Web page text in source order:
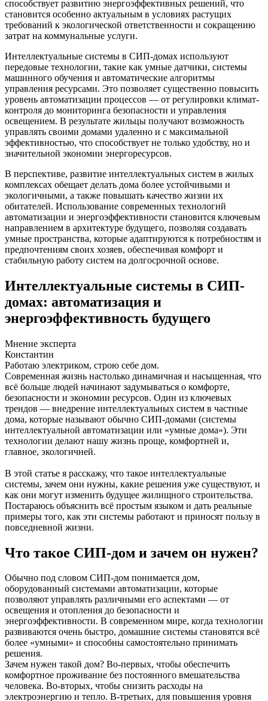
способствует развитию энергоэффективных решений, что
становится особенно актуальным в условиях растущих
требований к экологической ответственности и сокращению
затрат на коммунальные услуги.
Интеллектуальные системы в СИП-домах используют
передовые технологии, такие как умные датчики, системы
машинного обучения и автоматические алгоритмы
управления ресурсами. Это позволяет существенно повысить
уровень автоматизации процессов — от регулировки климат-
контроля до мониторинга безопасности и управления
освещением. В результате жильцы получают возможность
управлять своими домами удаленно и с максимальной
эффективностью, что способствует не только удобству, но и
значительной экономии энергоресурсов.
В перспективе, развитие интеллектуальных систем в жилых
комплексах обещает делать дома более устойчивыми и
экологичными, а также повышать качество жизни их
обитателей. Использование современных технологий
автоматизации и энергоэффективности становится ключевым
направлением в архитектуре будущего, позволяя создавать
умные пространства, которые адаптируются к потребностям и
предпочтениям своих хозяев, обеспечивая комфорт и
стабильную работу систем на долгосрочной основе.
Интеллектуальные системы в СИП-
домах: автоматизация и
энергоэффективность будущего
Мнение эксперта
Константин
Работаю электриком, строю себе дом.
Современная жизнь настолько динамичная и насыщенная, что
всё больше людей начинают задумываться о комфорте,
безопасности и экономии ресурсов. Один из ключевых
трендов — внедрение интеллектуальных систем в частные
дома, которые называют обычно СИП-домами (системы
интеллектуальной автоматизации или «умные дома»). Эти
технологии делают нашу жизнь проще, комфортней и,
главное, экологичней.
В этой статье я расскажу, что такое интеллектуальные
системы, зачем они нужны, какие решения уже существуют, и
как они могут изменить будущее жилищного строительства.
Постараюсь объяснить всё простым языком и дать реальные
примеры того, как эти системы работают и приносят пользу в
повседневной жизни.
Что такое СИП-дом и зачем он нужен?
Обычно под словом СИП-дом понимается дом,
оборудованный системами автоматизации, которые
позволяют управлять различными его аспектами — от
освещения и отопления до безопасности и
энергоэффективности. В современном мире, когда технологии
развиваются очень быстро, домашние системы становятся всё
более «умными» и способны самостоятельно принимать
решения.
Зачем нужен такой дом? Во-первых, чтобы обеспечить
комфортное проживание без постоянного вмешательства
человека. Во-вторых, чтобы снизить расходы на
электроэнергию и тепло. В-третьих, для повышения уровня